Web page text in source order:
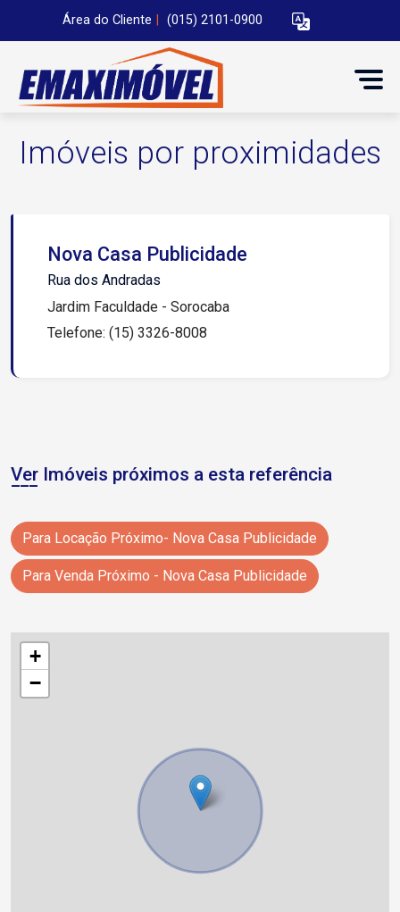
Área do Cliente (015) 2101-0900
Imóveis por proximidades
Nova Casa Publicidade
Rua dos Andradas
Jardim Faculdade - Sorocaba
Telefone: (15) 3326-8008
Ver Imóveis próximos a esta referência
Para Locação Próximo- Nova Casa Publicidade
Para Venda Próximo - Nova Casa Publicidade
+
−